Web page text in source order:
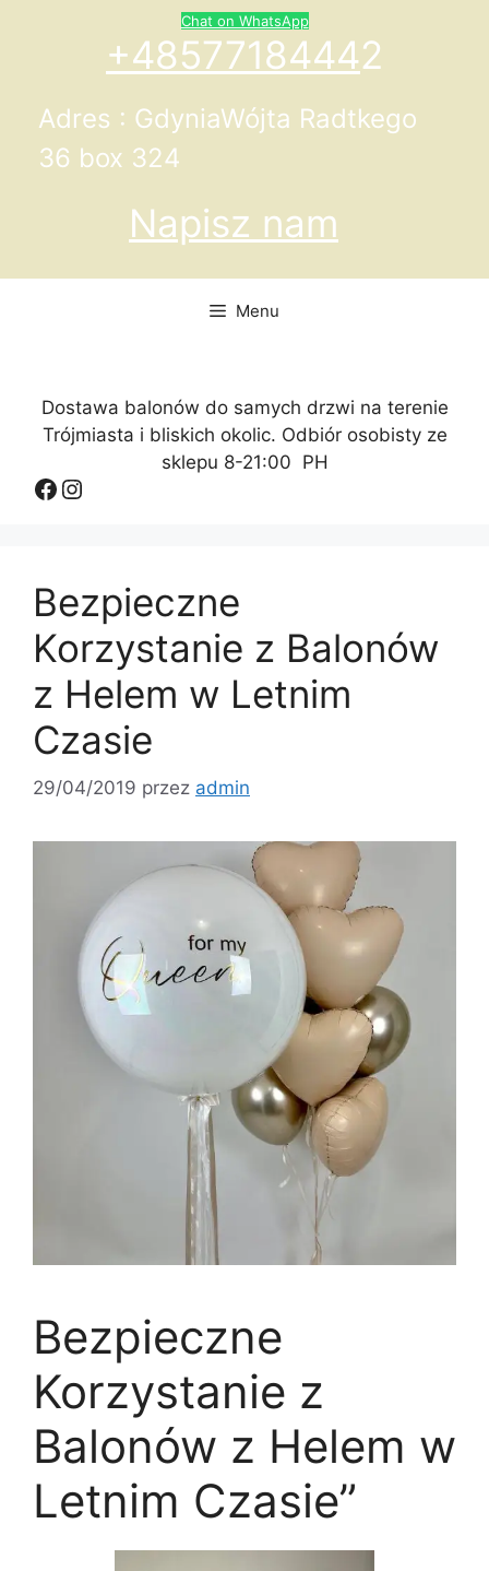
Chat on WhatsApp
+48577184442
Adres : GdyniaWójta Radtkego
36 box 324
Napisz nam
Menu
Dostawa balonów do samych drzwi na terenie
Trójmiasta i bliskich okolic. Odbiór osobisty ze
sklepu 8-21:00 PH
Facebook
Instagram
Bezpieczne
Korzystanie z Balonów
z Helem w Letnim
Czasie
29/04/2019 przez admin
Bezpieczne
Korzystanie z
Balonów z Helem w
Letnim Czasie”